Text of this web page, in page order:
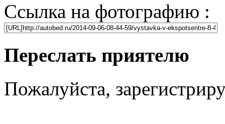
Ссылка на фотографию :
Переслать приятелю
Пожалуйста,